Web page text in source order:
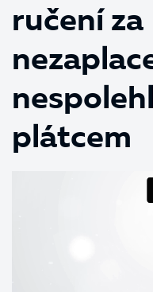
ručení za
plátcem